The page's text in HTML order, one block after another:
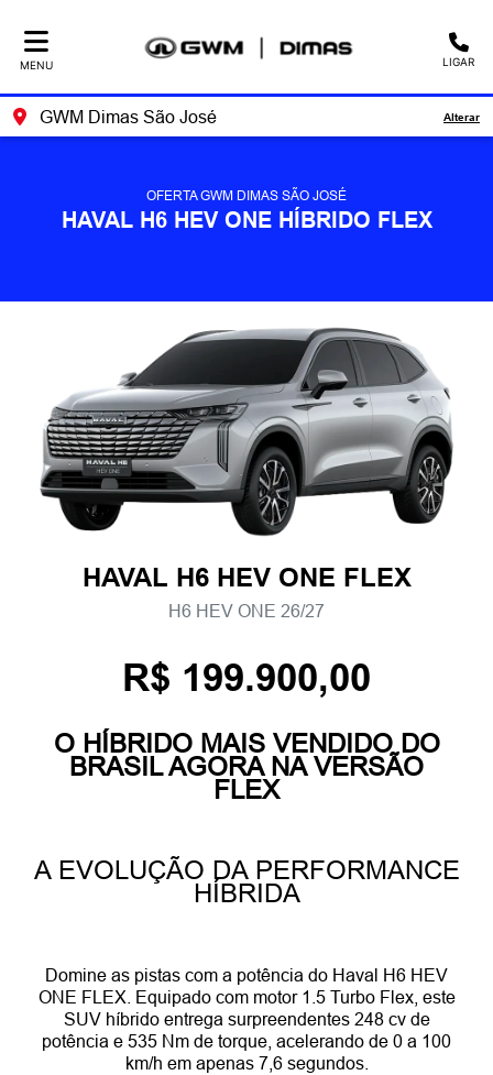
MENU LIGAR
GWM Dimas São José Alterar
OFERTA GWM DIMAS SÃO JOSÉ
HAVAL H6 HEV ONE HÍBRIDO FLEX
HAVAL H6 HEV ONE FLEX
H6 HEV ONE 26/27
R$ 199.900,00
O HÍBRIDO MAIS VENDIDO DO
BRASIL AGORA NA VERSÃO
FLEX
A EVOLUÇÃO DA PERFORMANCE
HÍBRIDA
Domine as pistas com a potência do Haval H6 HEV
ONE FLEX. Equipado com motor 1.5 Turbo Flex, este
SUV híbrido entrega surpreendentes 248 cv de
potência e 535 Nm de torque, acelerando de 0 a 100
km/h em apenas 7,6 segundos.